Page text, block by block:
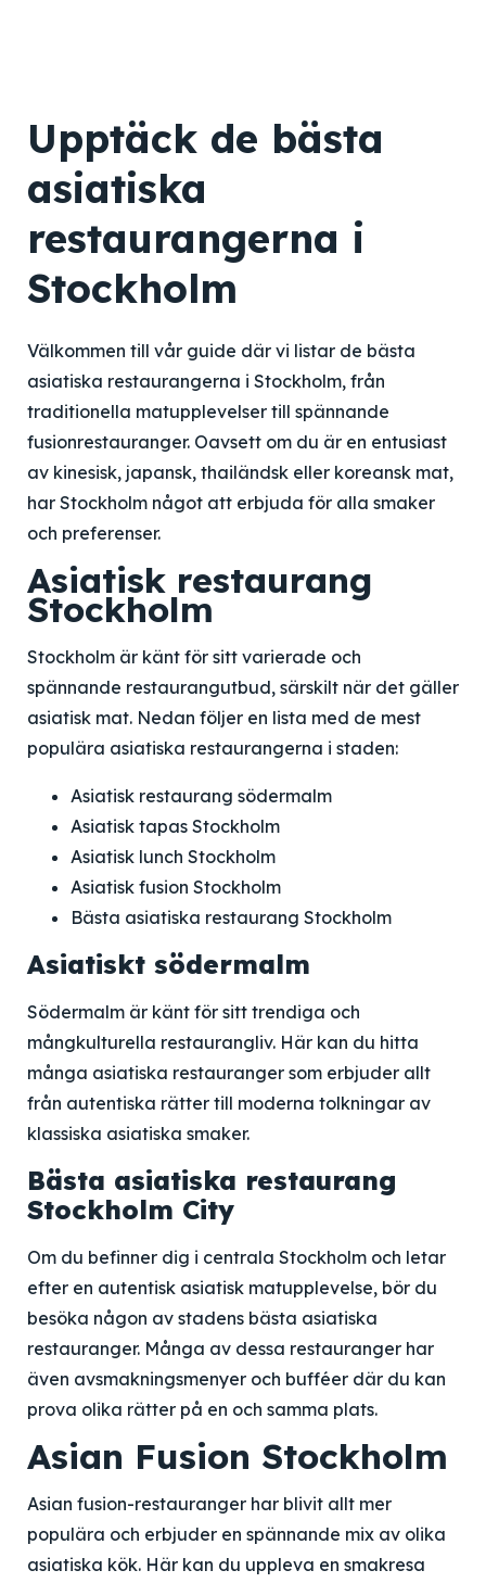
Upptäck de bästa
asiatiska
restaurangerna i
Stockholm
Välkommen till vår guide där vi listar de bästa
asiatiska restaurangerna i Stockholm, från
traditionella matupplevelser till spännande
fusionrestauranger. Oavsett om du är en entusiast
av kinesisk, japansk, thailändsk eller koreansk mat,
har Stockholm något att erbjuda för alla smaker
och preferenser.
Asiatisk restaurang
Stockholm
Stockholm är känt för sitt varierade och
spännande restaurangutbud, särskilt när det gäller
asiatisk mat. Nedan följer en lista med de mest
populära asiatiska restaurangerna i staden:
Asiatisk restaurang södermalm
Asiatisk tapas Stockholm
Asiatisk lunch Stockholm
Asiatisk fusion Stockholm
Bästa asiatiska restaurang Stockholm
Asiatiskt södermalm
Södermalm är känt för sitt trendiga och
mångkulturella restaurangliv. Här kan du hitta
många asiatiska restauranger som erbjuder allt
från autentiska rätter till moderna tolkningar av
klassiska asiatiska smaker.
Bästa asiatiska restaurang
Stockholm City
Om du befinner dig i centrala Stockholm och letar
efter en autentisk asiatisk matupplevelse, bör du
besöka någon av stadens bästa asiatiska
restauranger. Många av dessa restauranger har
även avsmakningsmenyer och bufféer där du kan
prova olika rätter på en och samma plats.
Asian Fusion Stockholm
Asian fusion-restauranger har blivit allt mer
populära och erbjuder en spännande mix av olika
asiatiska kök. Här kan du uppleva en smakresa